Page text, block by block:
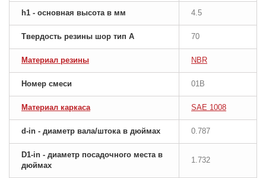
h1 - основная высота в мм 4.5
Твердость резины шор тип A 70
Материал резины NBR
Номер смеси 01B
Материал каркаса SAE 1008
d-in - диаметр вала/штока в дюймах 0.787
D1-in - диаметр посадочного места в
дюймах
1.732